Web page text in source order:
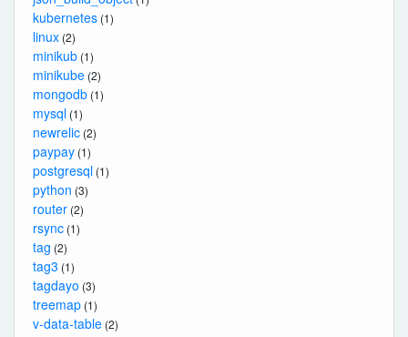
kubernetes (1)
linux (2)
minikub (1)
minikube (2)
mongodb (1)
mysql (1)
newrelic (2)
paypay (1)
postgresql (1)
python (3)
router (2)
rsync (1)
tag (2)
tag3 (1)
tagdayo (3)
treemap (1)
v-data-table (2)